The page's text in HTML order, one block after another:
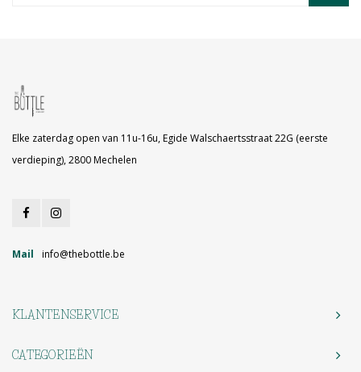
Elke zaterdag open van 11u-16u, Egide Walschaertsstraat 22G (eerste
verdieping), 2800 Mechelen
Mail info@thebottle.be
KLANTENSERVICE
CATEGORIEËN